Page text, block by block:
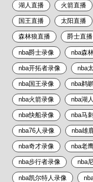
湖人直播 火箭直播
国王直播 太阳直播
森林狼直播 爵士直播
nba爵士录像 nba森
nba开拓者录像 nba
nba国王录像 nba鹈
nba火箭录像 nba湖
nba快船录像 nba马
nba76人录像 nba雄
nba奇才录像 nba老
nba步行者录像 nba
nba凯尔特人录像